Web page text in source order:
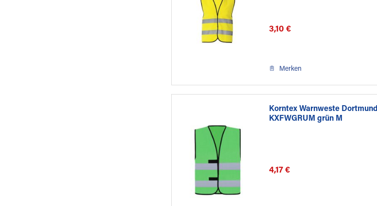
3,10 €
Merken
Korntex Warnweste Dortmund
KXFWGRUM grün M
4,17 €